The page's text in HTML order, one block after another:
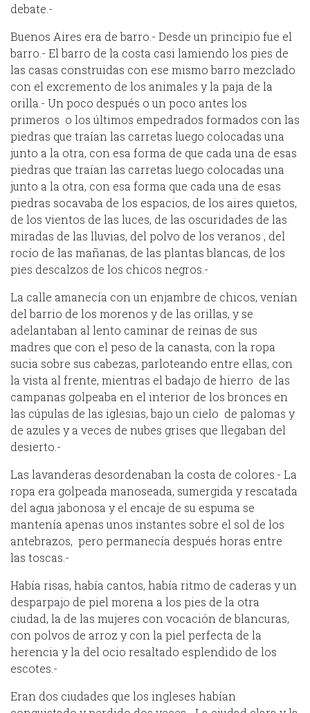
debate.-
Buenos Aires era de barro.- Desde un principio fue el
barro.- El barro de la costa casi lamiendo los pies de
las casas construidas con ese mismo barro mezclado
con el excremento de los animales y la paja de la
orilla.- Un poco después o un poco antes los
primeros o los últimos empedrados formados con las
piedras que traían las carretas luego colocadas una
junto a la otra, con esa forma de que cada una de esas
piedras que traían las carretas luego colocadas una
junto a la otra, con esa forma que cada una de esas
piedras socavaba de los espacios, de los aires quietos,
de los vientos de las luces, de las oscuridades de las
miradas de las lluvias, del polvo de los veranos , del
rocío de las mañanas, de las plantas blancas, de los
pies descalzos de los chicos negros.-
La calle amanecía con un enjambre de chicos, venían
del barrio de los morenos y de las orillas, y se
adelantaban al lento caminar de reinas de sus
madres que con el peso de la canasta, con la ropa
sucia sobre sus cabezas, parloteando entre ellas, con
la vista al frente, mientras el badajo de hierro de las
campanas golpeaba en el interior de los bronces en
las cúpulas de las iglesias, bajo un cielo de palomas y
de azules y a veces de nubes grises que llegaban del
desierto.-
Las lavanderas desordenaban la costa de colores.- La
ropa era golpeada manoseada, sumergida y rescatada
del agua jabonosa y el encaje de su espuma se
mantenía apenas unos instantes sobre el sol de los
antebrazos, pero permanecía después horas entre
las toscas.-
Había risas, había cantos, había ritmo de caderas y un
desparpajo de piel morena a los pies de la otra
ciudad, la de las mujeres con vocación de blancuras,
con polvos de arroz y con la piel perfecta de la
herencia y la del ocio resaltado esplendido de los
escotes.-
Eran dos ciudades que los ingleses habían